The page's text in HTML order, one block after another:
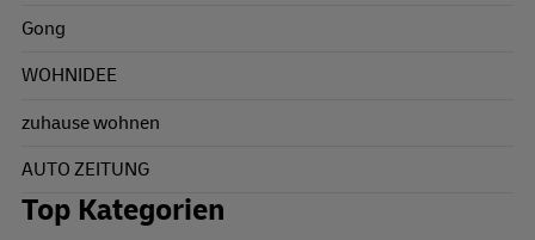
Gong
WOHNIDEE
zuhause wohnen
AUTO ZEITUNG
Top Kategorien